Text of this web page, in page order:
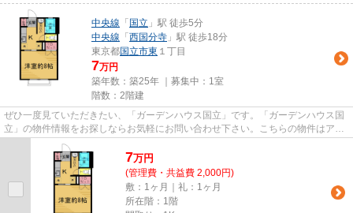
中央線 「 国立 」駅 徒歩5分
中央線 「 西国分寺 」駅 徒歩18分
東京都国立市東 １丁目
7万円
築年数：築25年 ｜募集中： 1室
階数：2階建
ぜひ一度見ていただきたい、「ガーデンハウス国立」です。「ガーデンハウス国
立」の物件情報をお探しならお気軽にお問い合わせ下さい。こちらの物件はアパ
ートです。徒歩5分で駅にアク...
7万円
(管理費・共益費 2,000円)
敷：1ヶ月｜礼：1ヶ月
所在階：1階